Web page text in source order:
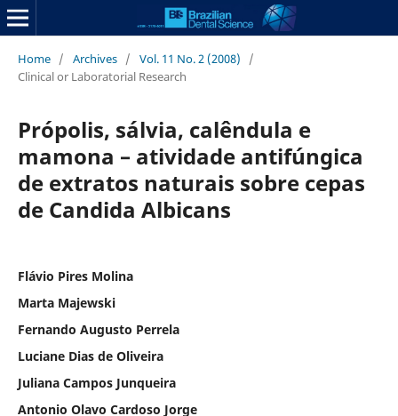
Home / Archives / Vol. 11 No. 2 (2008)
/
Clinical or Laboratorial Research
Própolis, sálvia, calêndula e
mamona – atividade antifúngica
de extratos naturais sobre cepas
de Candida Albicans
Flávio Pires Molina
Marta Majewski
Fernando Augusto Perrela
Luciane Dias de Oliveira
Juliana Campos Junqueira
Antonio Olavo Cardoso Jorge